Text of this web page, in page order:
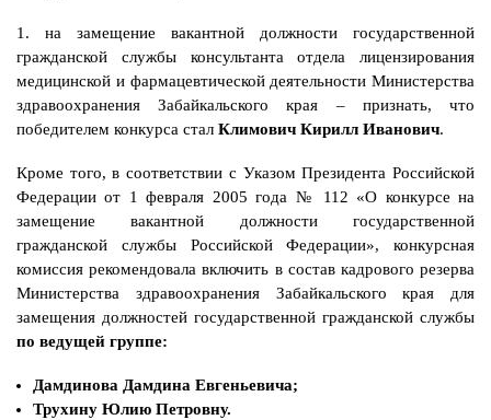
1. на замещение вакантной должности государственной
гражданской службы консультанта отдела лицензирования
медицинской и фармацевтической деятельности Министерства
здравоохранения Забайкальского края – признать, что
победителем конкурса стал Климович Кирилл Иванович.
Кроме того, в соответствии с Указом Президента Российской
Федерации от 1 февраля 2005 года № 112 «О конкурсе на
замещение вакантной должности государственной
гражданской службы Российской Федерации», конкурсная
комиссия рекомендовала включить в состав кадрового резерва
Министерства здравоохранения Забайкальского края для
замещения должностей государственной гражданской службы
по ведущей группе:
Дамдинова Дамдина Евгеньевича;
Трухину Юлию Петровну.